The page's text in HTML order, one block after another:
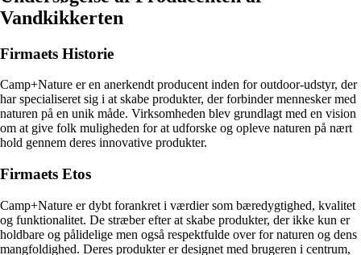
Vandkikkerten
Firmaets Historie
Camp+Nature er en anerkendt producent inden for outdoor-udstyr, der
har specialiseret sig i at skabe produkter, der forbinder mennesker med
naturen på en unik måde. Virksomheden blev grundlagt med en vision
om at give folk muligheden for at udforske og opleve naturen på nært
hold gennem deres innovative produkter.
Firmaets Etos
Camp+Nature er dybt forankret i værdier som bæredygtighed, kvalitet
og funktionalitet. De stræber efter at skabe produkter, der ikke kun er
holdbare og pålidelige men også respektfulde over for naturen og dens
mangfoldighed. Deres produkter er designet med brugeren i centrum,